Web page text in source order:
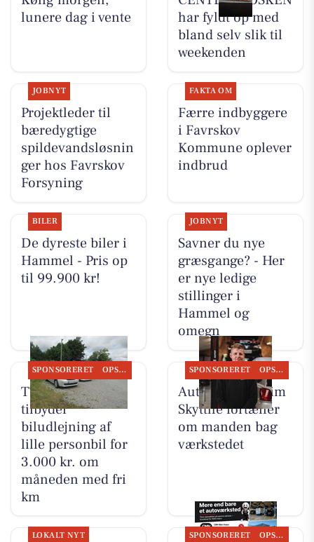
lunere dag i vente
har fyldt op med
bland selv slik til
weekenden
JOBNYT
Projektleder til
bæredygtige
spildevandsløsnin
ger hos Favrskov
Forsyning
FAKTA OM
Færre indbyggere
i Favrskov
Kommune oplever
indbrud
BILER
De dyreste biler i
Hammel - Pris op
til 99.900 kr!
JOBNYT
Savner du nye
græsgange? - Her
er nye ledige
stillinger i
Hammel og
omegn
SPONSORERET OPSLAGSTAVLEN
TT CARS ApS
tilbyder
biludlejning af
lille personbil for
3.000 kr. om
måneden med fri
km
SPONSORERET OPSLAGSTAVLEN
Autotekniker Kim
Skytthe fortæller
om manden bag
værkstedet
LOKALT NYT SPONSORERET OPSLAGSTAVLEN